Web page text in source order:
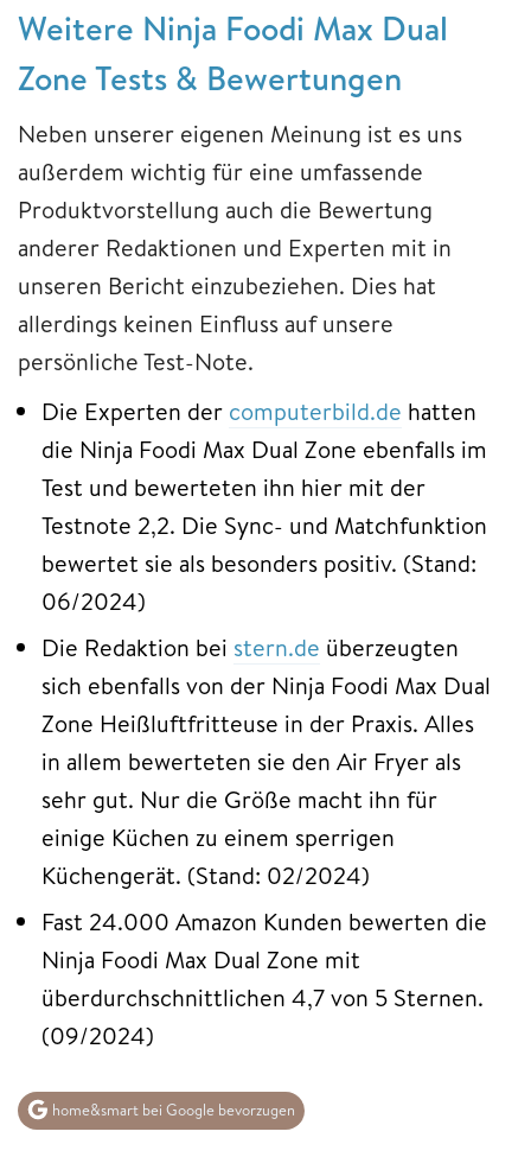
Weitere Ninja Foodi Max Dual
Zone Tests & Bewertungen
Neben unserer eigenen Meinung ist es uns
außerdem wichtig für eine umfassende
Produktvorstellung auch die Bewertung
anderer Redaktionen und Experten mit in
unseren Bericht einzubeziehen. Dies hat
allerdings keinen Einfluss auf unsere
persönliche Test-Note.
Die Experten der computerbild.de hatten
die Ninja Foodi Max Dual Zone ebenfalls im
Test und bewerteten ihn hier mit der
Testnote 2,2. Die Sync- und Matchfunktion
bewertet sie als besonders positiv. (Stand:
06/2024)
Die Redaktion bei stern.de überzeugten
sich ebenfalls von der Ninja Foodi Max Dual
Zone Heißluftfritteuse in der Praxis. Alles
in allem bewerteten sie den Air Fryer als
sehr gut. Nur die Größe macht ihn für
einige Küchen zu einem sperrigen
Küchengerät. (Stand: 02/2024)
Fast 24.000 Amazon Kunden bewerten die
Ninja Foodi Max Dual Zone mit
überdurchschnittlichen 4,7 von 5 Sternen.
(09/2024)
home&smart bei Google bevorzugen